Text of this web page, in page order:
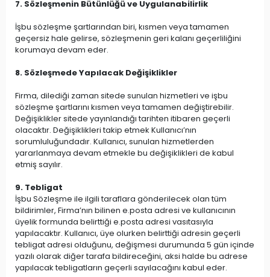
7. Sözleşmenin Bütünlüğü ve Uygulanabilirlik
İşbu sözleşme şartlarından biri, kısmen veya tamamen
geçersiz hale gelirse, sözleşmenin geri kalanı geçerliliğini
korumaya devam eder.
8. Sözleşmede Yapılacak Değişiklikler
Firma, dilediği zaman sitede sunulan hizmetleri ve işbu
sözleşme şartlarını kısmen veya tamamen değiştirebilir.
Değişiklikler sitede yayınlandığı tarihten itibaren geçerli
olacaktır. Değişiklikleri takip etmek Kullanıcı’nın
sorumluluğundadır. Kullanıcı, sunulan hizmetlerden
yararlanmaya devam etmekle bu değişiklikleri de kabul
etmiş sayılır.
9. Tebligat
İşbu Sözleşme ile ilgili taraflara gönderilecek olan tüm
bildirimler, Firma’nın bilinen e.posta adresi ve kullanıcının
üyelik formunda belirttiği e.posta adresi vasıtasıyla
yapılacaktır. Kullanıcı, üye olurken belirttiği adresin geçerli
tebligat adresi olduğunu, değişmesi durumunda 5 gün içinde
yazılı olarak diğer tarafa bildireceğini, aksi halde bu adrese
yapılacak tebligatların geçerli sayılacağını kabul eder.